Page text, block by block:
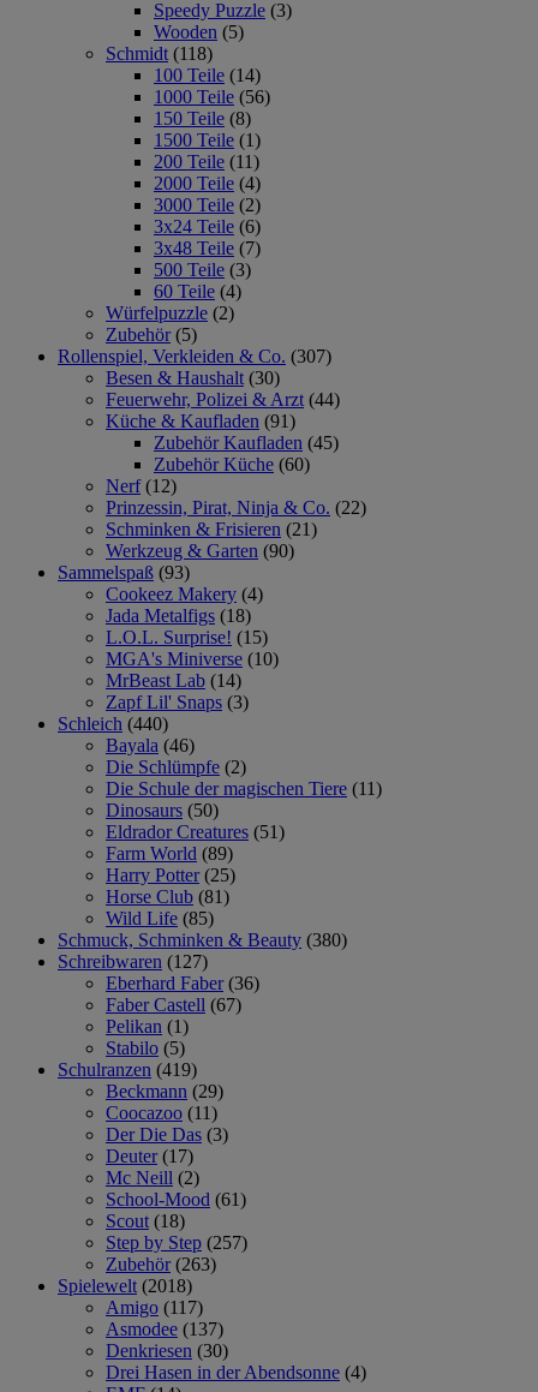
Speedy Puzzle (3)
Wooden (5)
Schmidt (118)
100 Teile (14)
1000 Teile (56)
150 Teile (8)
1500 Teile (1)
200 Teile (11)
2000 Teile (4)
3000 Teile (2)
3x24 Teile (6)
3x48 Teile (7)
500 Teile (3)
60 Teile (4)
Würfelpuzzle (2)
Zubehör (5)
Rollenspiel, Verkleiden & Co. (307)
Besen & Haushalt (30)
Feuerwehr, Polizei & Arzt (44)
Küche & Kaufladen (91)
Zubehör Kaufladen (45)
Zubehör Küche (60)
Nerf (12)
Prinzessin, Pirat, Ninja & Co. (22)
Schminken & Frisieren (21)
Werkzeug & Garten (90)
Sammelspaß (93)
Cookeez Makery (4)
Jada Metalfigs (18)
L.O.L. Surprise! (15)
MGA's Miniverse (10)
MrBeast Lab (14)
Zapf Lil' Snaps (3)
Schleich (440)
Bayala (46)
Die Schlümpfe (2)
Die Schule der magischen Tiere (11)
Dinosaurs (50)
Eldrador Creatures (51)
Farm World (89)
Harry Potter (25)
Horse Club (81)
Wild Life (85)
Schmuck, Schminken & Beauty (380)
Schreibwaren (127)
Eberhard Faber (36)
Faber Castell (67)
Pelikan (1)
Stabilo (5)
Schulranzen (419)
Beckmann (29)
Coocazoo (11)
Der Die Das (3)
Deuter (17)
Mc Neill (2)
School-Mood (61)
Scout (18)
Step by Step (257)
Zubehör (263)
Spielewelt (2018)
Amigo (117)
Asmodee (137)
Denkriesen (30)
Drei Hasen in der Abendsonne (4)